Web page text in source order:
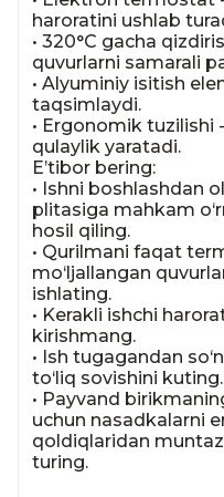
haroratini ushlab
• 320°C gacha
quvurlarni samarali
• Alyuminiy isitish
taqsimlaydi.
• Ergonomik tuzilishi
qulaylik yaratadi.
E’tibor bering:
• Ishni boshlashdan
plitasiga mahkam
hosil qiling.
• Qurilmani faqat
mo‘ljallangan
ishlating.
• Kerakli ishchi
kirishmang.
• Ish tugagandan
to‘liq sovishini kuting.
• Payvand
uchun nasadkalarni
qoldiqlaridan
turing.